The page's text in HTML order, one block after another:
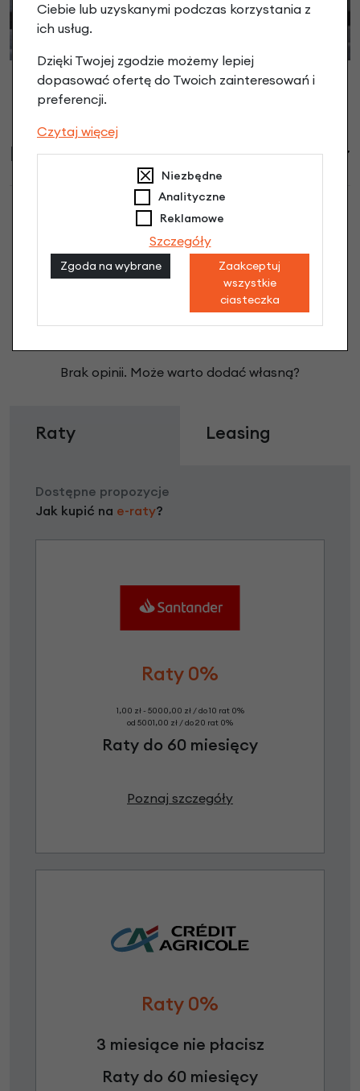
Informacje handlowe
Przedni fotelik rowerowy Bobike Evolve
Mini Peppermint opinie
Dodaj opinię
Brak opinii. Może warto dodać własną?
Raty Leasing
Dostępne propozycje
Jak kupić na e-raty?
Raty 0%
1,00 zł - 5000,00 zł / do 10 rat 0%
od 5001,00 zł / do 20 rat 0%
Raty do 60 miesięcy
Poznaj szczegóły
Raty 0%
3 miesiące nie płacisz
Raty do 60 miesięcy
Ciebie lub uzyskanymi podczas korzystania z
ich usług.
Dzięki Twojej zgodzie możemy lepiej
dopasować ofertę do Twoich zainteresowań i
preferencji.
Czytaj więcej
Niezbędne
Analityczne
Reklamowe
Szczegóły
Zgoda na wybrane
Zaakceptuj
wszystkie
ciasteczka